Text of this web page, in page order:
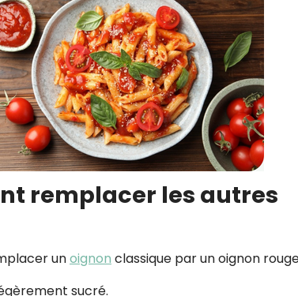
remplacer les autres
unoignon classique par un oignon
sucré.